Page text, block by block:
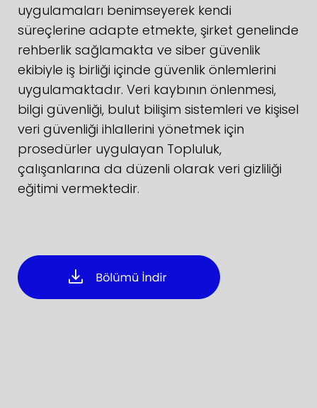
uygulamaları benimseyerek kendi
süreçlerine adapte etmekte, şirket genelinde
rehberlik sağlamakta ve siber güvenlik
ekibiyle iş birliği içinde güvenlik önlemlerini
uygulamaktadır. Veri kaybının önlenmesi,
bilgi güvenliği, bulut bilişim sistemleri ve kişisel
veri güvenliği ihlallerini yönetmek için
prosedürler uygulayan Topluluk,
çalışanlarına da düzenli olarak veri gizliliği
eğitimi vermektedir.